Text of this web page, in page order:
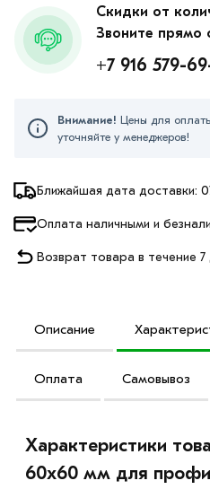
Ближайшая дата доставки:
Оплата наличными и
Возврат товара в течение 7
Скидки от
Звоните прямо
+7 916 579-
Внимание! Цены для
уточняйте у менеджеров!
Описание
Оплата Самовывоз
Характеристики
60х60 мм для